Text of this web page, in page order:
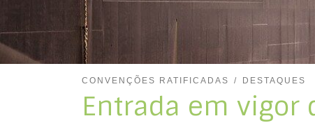
CONVENÇÕES RATIFICADAS DESTAQUES
Entrada em vigor